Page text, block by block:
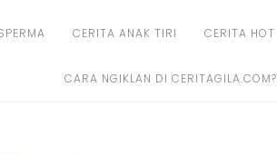
CERITA ANAK TIRI CERITA
CARA NGIKLAN DI CERITAGILA.COM?